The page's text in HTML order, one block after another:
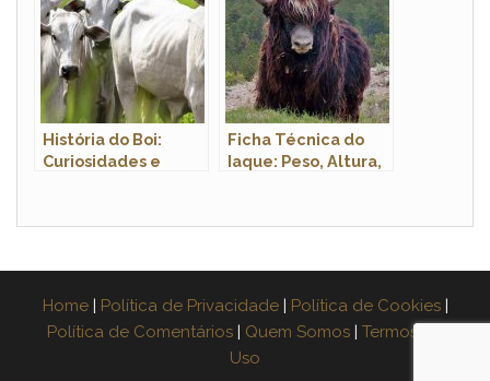
História do Boi:
Curiosidades e
Ficha Técnica do
Iaque: Peso, Altura,
Home | Política de Privacidade | Política de Cookies |
Política de Comentários | Quem Somos | Termos de
Uso